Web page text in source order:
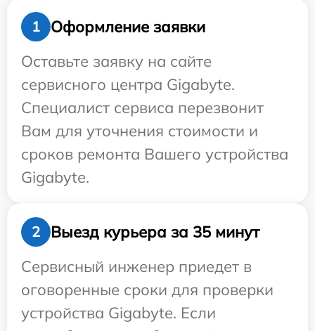
1
Оформление заявки
Оставьте заявку на сайте
сервисного центра Gigabyte.
Специалист сервиса перезвонит
Вам для уточнения стоимости и
сроков ремонта Вашего устройства
Gigabyte.
2
Выезд курьера за 35 минут
Сервисный инженер приедет в
оговоренные сроки для проверки
устройства Gigabyte. Если